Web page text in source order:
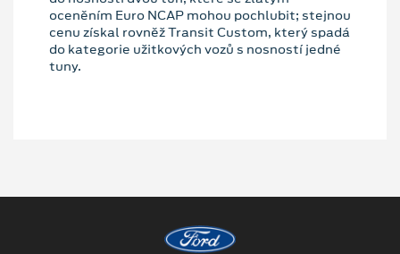
oceněním Euro NCAP mohou pochlubit; stejnou
cenu získal rovněž Transit Custom, který spadá
do kategorie užitkových vozů s nosností jedné
tuny.